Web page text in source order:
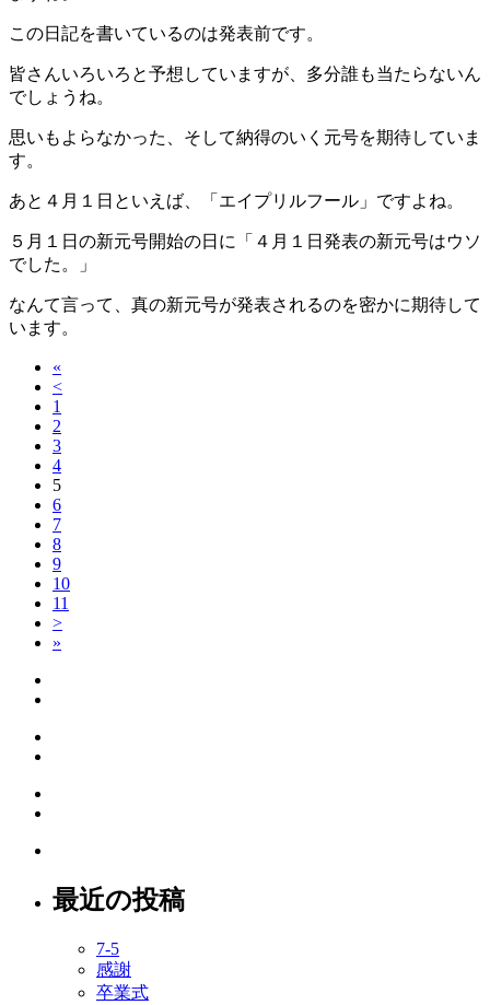
この日記を書いているのは発表前です。
皆さんいろいろと予想していますが、多分誰も当たらないん
でしょうね。
思いもよらなかった、そして納得のいく元号を期待していま
す。
あと４月１日といえば、「エイプリルフール」ですよね。
５月１日の新元号開始の日に「４月１日発表の新元号はウソ
でした。」
なんて言って、真の新元号が発表されるのを密かに期待して
います。
«
<
1
2
3
4
5
6
7
8
9
10
11
>
»
最近の投稿
7-5
感謝
卒業式